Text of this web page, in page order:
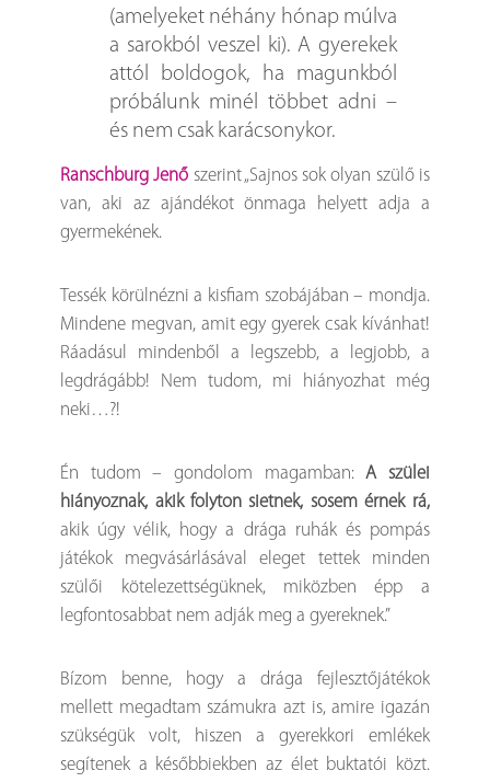
(amelyeket néhány hónap múlva
a sarokból veszel ki). A gyerekek
attól boldogok, ha magunkból
próbálunk minél többet adni –
és nem csak karácsonykor.
Ranschburg Jenő szerint „Sajnos sok olyan szülő is
van, aki az ajándékot önmaga helyett adja a
gyermekének.
Tessék körülnézni a kisfiam szobájában – mondja.
Mindene megvan, amit egy gyerek csak kívánhat!
Ráadásul mindenből a legszebb, a legjobb, a
legdrágább! Nem tudom, mi hiányozhat még
neki…?!
Én tudom – gondolom magamban:A szülei
hiányoznak, akik folyton sietnek, sosem érnek rá,
akik úgy vélik, hogy a drága ruhák és pompás
játékok megvásárlásával eleget tettek minden
szülői kötelezettségüknek, miközben épp a
legfontosabbat nem adják meg a gyereknek.”
Bízom benne, hogy a drága fejlesztőjátékok
mellett megadtam számukra azt is, amire igazán
szükségük volt, hiszen a gyerekkori emlékek
segítenek a későbbiekben az élet buktatói közt.